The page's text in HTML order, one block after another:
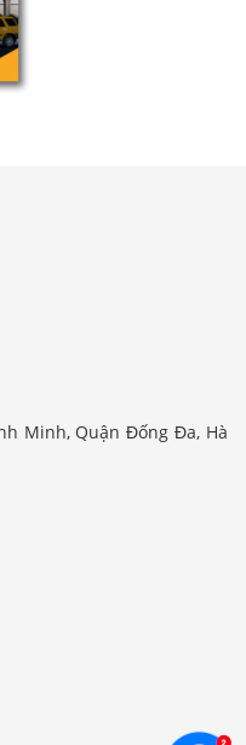
Minh, Quận Đống Đa, Hà